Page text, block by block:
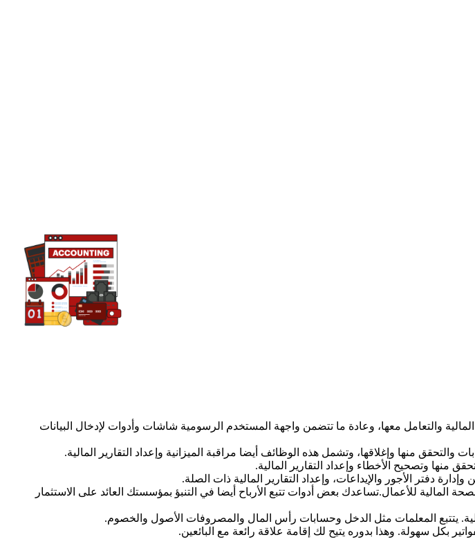
والتعامل معها، وعادة ما تتضمن واجهة المستخدم الرسومية شاشات وأدوات لإدخال البيانات
منها وإغلاقها، وتشمل هذه الوظائف أيضا مراقبة الميزانية وإعداد التقارير المالية.
منها وتصحيح الأخطاء وإعداد التقارير المالية.
دفتر الأجور والإيداعات، وإعداد التقارير المالية ذات الصلة.
المالية للأعمال.تساعدك بعض أدوات تتبع الأرباح أيضا في التنبؤ بمؤسستك العائد على الاستثمار
يتتبع المعلمات مثل الدخل وحسابات رأس المال والمصروفات الأصول والخصوم.